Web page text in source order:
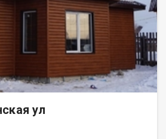
Ленино. Прочее: Помощь в
с отказными заявками, полное
работа с семейным
семейным капиталом и другими
безопасности. Помогаем с
АН Гарант , на рынке
С нами ипотека выгоднее!
ул